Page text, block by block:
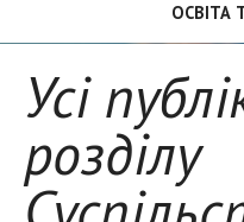
ОСВІТА
Усі
розділу